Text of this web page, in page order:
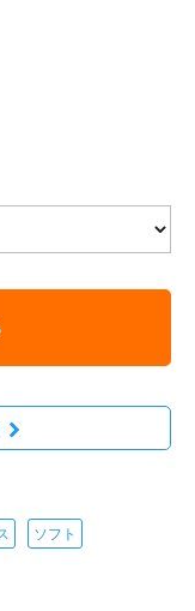
ソフト